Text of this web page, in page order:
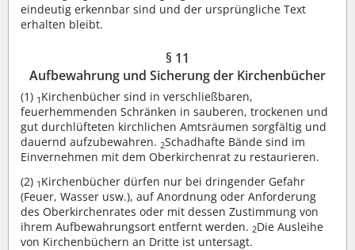
eindeutig erkennbar sind und der ursprüngliche Text
erhalten bleibt.
§ 11
Aufbewahrung und Sicherung der Kirchenbücher
(1) 1 Kirchenbücher sind in verschließbaren,
feuerhemmenden Schränken in sauberen, trockenen und
gut durchlüfteten kirchlichen Amtsräumen sorgfältig und
dauernd aufzubewahren. 2Schadhafte Bände sind im
Einvernehmen mit dem Oberkirchenrat zu restaurieren.
(2) 1 Kirchenbücher dürfen nur bei dringender Gefahr
(Feuer, Wasser usw.), auf Anordnung oder Anforderung
des Oberkirchenrates oder mit dessen Zustimmung von
ihrem Aufbewahrungsort entfernt werden. 2Die Ausleihe
von Kirchenbüchern an Dritte ist untersagt.